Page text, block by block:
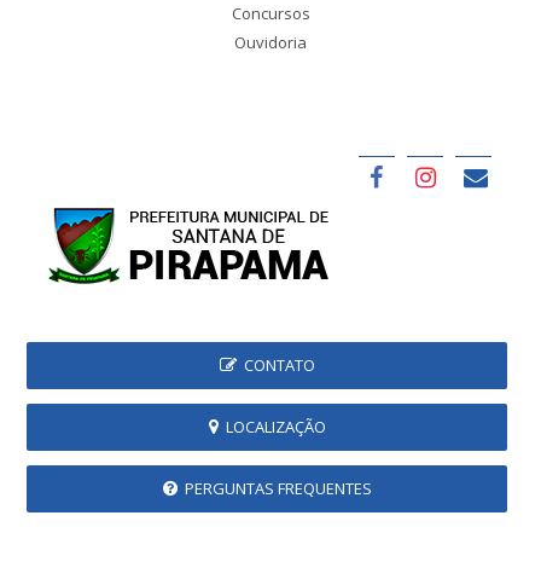
Concursos
Ouvidoria
CONTATO
LOCALIZAÇÃO
PERGUNTAS FREQUENTES